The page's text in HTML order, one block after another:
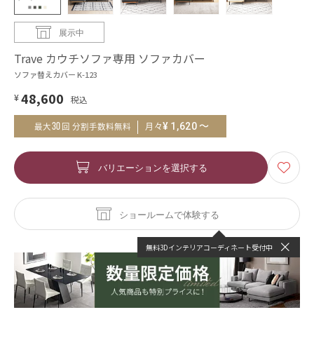
展示中
ソファ替えカバー K-123
Trave カウチソファ専用 ソファカバー
¥48,600
最大30 回 分割手数料無料 月々¥ 1,620～
バリエーションを選択する
ショールームで体験する
無料3Dインテリアコーディネート受付中